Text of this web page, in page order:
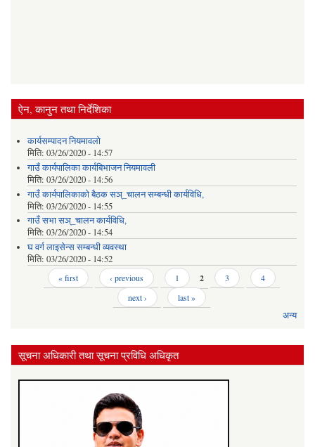
ऐन, कानुन तथा निर्देशिका
कार्यसम्पादन नियमावलो
मिति: 03/26/2020 - 14:57
गाउँ कार्यपालिका कार्यबिभाजन नियमावली
मिति: 03/26/2020 - 14:56
गाउँ कार्यपालिकाको बैठक सञ्_चालन सम्बन्धी कार्यविधि,
मिति: 03/26/2020 - 14:55
गाउँ सभा सञ्_चालन कार्यविधि,
मिति: 03/26/2020 - 14:54
घ वर्ग लाइसेन्स सम्बन्धी व्यवस्था
मिति: 03/26/2020 - 14:52
« first ‹ previous 1 2 3
4
next ›
last »
अन्य
सूचना अधिकारी तथा सूचना प्रविधि अधिकृत